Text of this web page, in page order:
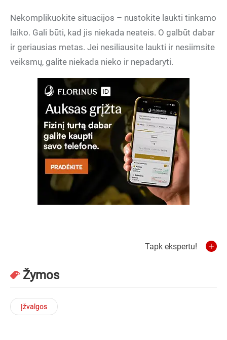
Nekomplikuokite situacijos – nustokite laukti tinkamo
laiko. Gali būti, kad jis niekada neateis. O galbūt dabar
ir geriausias metas. Jei nesiliausite laukti ir nesiimsite
veiksmų, galite niekada nieko ir nepadaryti.
Tapk ekspertu!
Žymos
Įžvalgos